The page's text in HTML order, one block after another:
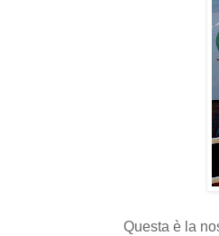
Questa è la